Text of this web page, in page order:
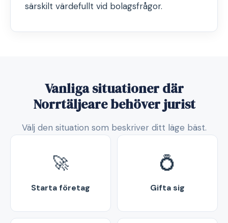
särskilt värdefullt vid bolagsfrågor.
Vanliga situationer där
Norrtäljeare behöver jurist
Välj den situation som beskriver ditt läge bäst.
🚀
Starta företag
💍
Gifta sig